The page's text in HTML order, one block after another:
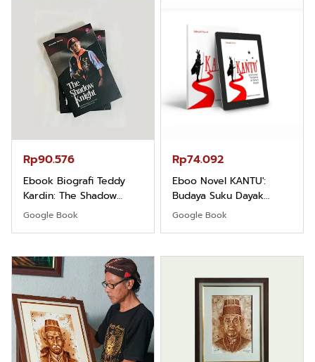
Rp90.576
Ebook Biografi Teddy
Kardin: The Shadow
Khight |
Google Book
Rp74.092
Eboo Novel KANTU':
Budaya Suku Dayak
Borneo
Google Book